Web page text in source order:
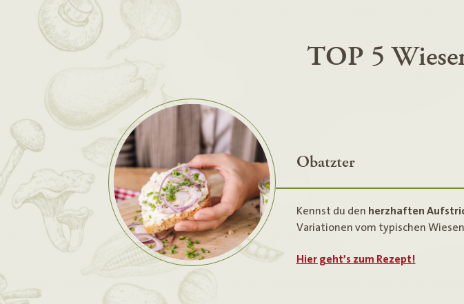
TOP 5
Obatzter
Kennst du den herzhaften
Variationen vom typischen
Hier geht’s zum Rezept!